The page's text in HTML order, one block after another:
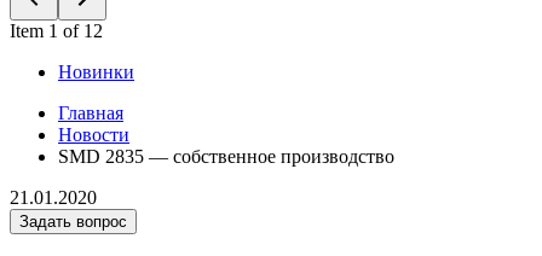
Item 1 of 12
Новинки
Главная
Новости
SMD 2835 — собственное производство
21.01.2020
Задать вопрос